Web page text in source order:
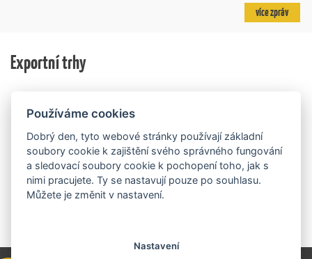
podnikových procesů a do vývoje nových produktů na
na přípravě rozpočtu na rok 2027.
Projekt dlouhodobě vyzdvihuje, podporuje a oceňuje
podniky, které úspěšně prosazují své produkty a
ekonomické výsledky, ale také silný podnikatelský
příběh.
více zpráv
Exportní trhy
Používáme cookies
Dobrý den, tyto webové stránky používají základní
soubory cookie k zajištění svého správného fungování
a sledovací soubory cookie k pochopení toho, jak s
nimi pracujete. Ty se nastavují pouze po souhlasu.
Můžete je změnit v nastavení.
Nastavení